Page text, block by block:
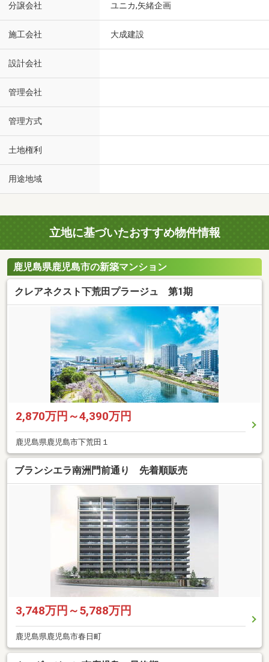
分譲会社 ユニカ,矢緒企画
施工会社 大成建設
設計会社
管理会社
管理方式
土地権利
用途地域
立地に基づいたおすすめ物件情報
鹿児島県鹿児島市の新築マンション
クレアネクスト下荒田プラージュ 第1期
2,870万円～4,390万円
鹿児島県鹿児島市下荒田１
ブランシエラ南洲門前通り 先着順販売
3,748万円～5,788万円
鹿児島県鹿児島市春日町